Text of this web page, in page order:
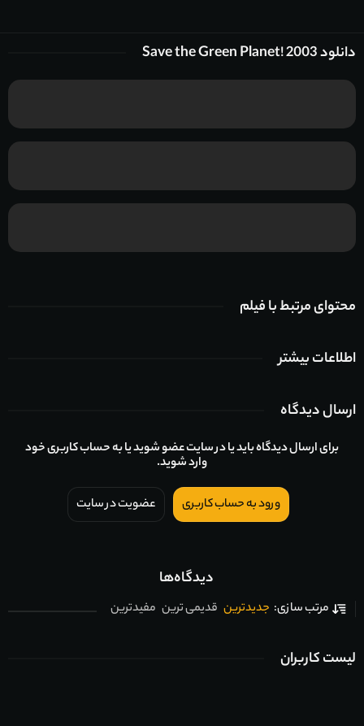
دانلود Save the Green Planet! 2003
محتوای مرتبط با فیلم
اطلاعات بیشتر
ارسال دیدگاه
برای ارسال دیدگاه باید یا در سایت عضو شوید یا به حساب کاربری خود
وارد شوید.
ورود به حساب کاربری عضویت در سایت
دیدگاه‌ها
مرتب سازی: جدیدترین قدیمی ترین مفیدترین
لیست کاربران